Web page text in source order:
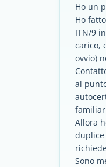
Ho un
Ho
ITN/9
carico,
ovvio)
al
Allora
duplice
Sono